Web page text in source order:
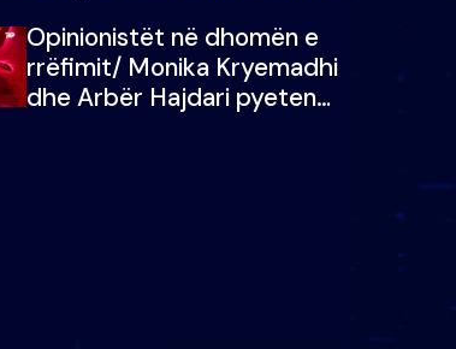
me vajzën e tij
Opinionistët në dhomën e
rrëfimit/ Monika Kryemadhi
dhe Arbër Hajdari pyeten